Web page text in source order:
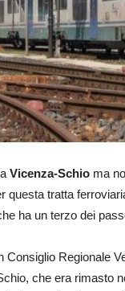
Vicenza-Schio ma
tratta
ha un terzo dei
Consiglio Regionale
che era rimasto